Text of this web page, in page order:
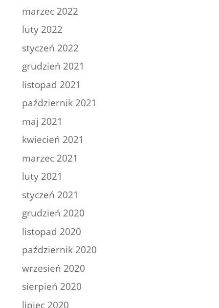
marzec 2022
luty 2022
styczeń 2022
grudzień 2021
listopad 2021
październik 2021
maj 2021
kwiecień 2021
marzec 2021
luty 2021
styczeń 2021
grudzień 2020
listopad 2020
październik 2020
wrzesień 2020
sierpień 2020
lipiec 2020